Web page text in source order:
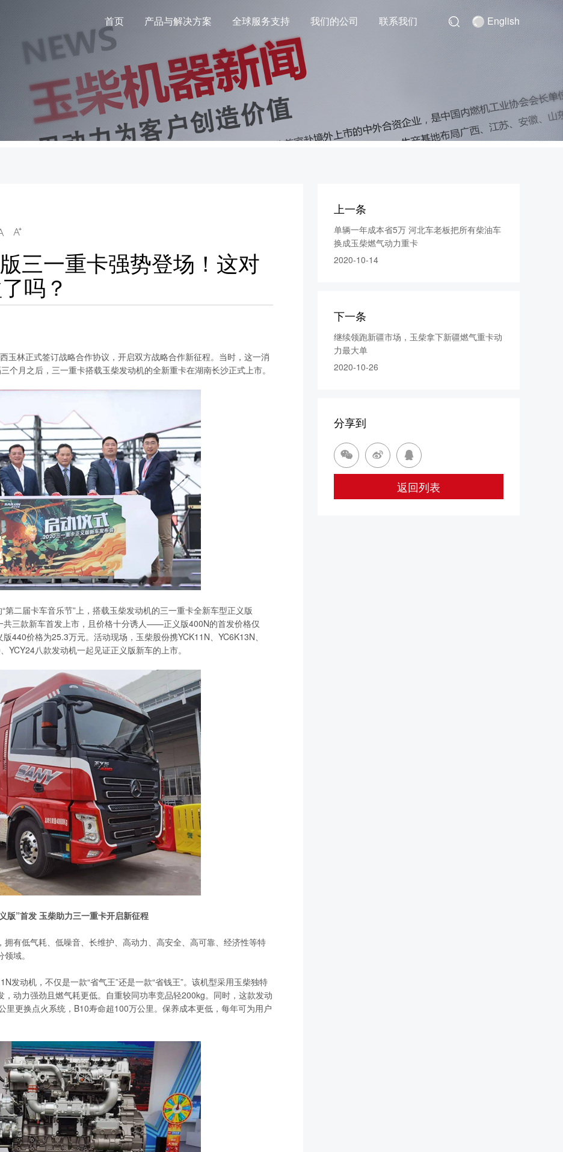
English
首页 产品与解决方案 全球服务支持 我们的公司 联系我们

三一重卡强势登场！这对
吗？
林正式签订战略合作协议，开启双方战略合作新征程。当时，这一消
个月之后，三一重卡搭载玉柴发动机的全新重卡在湖南长沙正式上市。
二届卡车音乐节”上，搭载玉柴发动机的三一重卡全新车型正义版
三款新车首发上市，且价格十分诱人——正义版400N的首发价格仅
440价格为25.3万元。活动现场，玉柴股份携YCK11N、YC6K13N、
YCY24八款发动机一起见证正义版新车的上市。
版”首发 玉柴助力三一重卡开启新征程
有低气耗、低噪音、长维护、高动力、高安全、高可靠、经济性等特
域。
动机，不仅是一款“省气王”还是一款“省钱王”。该机型采用玉柴独特
动力强劲且燃气耗更低。自重较同功率竞品轻200kg。同时，这款发动
更换点火系统，B10寿命超100万公里。保养成本更低，每年可为用户
上一条
单辆一年成本省5万 河北车老板把所有柴油车
换成玉柴燃气动力重卡
2020-10-14
下一条
继续领跑新疆市场，玉柴拿下新疆燃气重卡动
力最大单
2020-10-26
分享到
  
返回列表